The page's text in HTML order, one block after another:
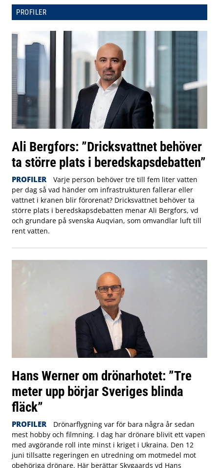
PROFILER
Ali Bergfors: ”Dricksvattnet behöver
ta större plats i beredskapsdebatten”
PROFILER
Varje person behöver tre till fem liter vatten
per dag så vad händer om infrastrukturen fallerar eller
vattnet i kranen blir förorenat? Dricksvattnet behöver ta
större plats i beredskapsdebatten menar Ali Bergfors, vd
och grundare på svenska Auqvian, som omvandlar luft till
rent vatten.
Hans Werner om drönarhotet: ”Tre
meter upp börjar Sveriges blinda
fläck”
PROFILER
Drönarflygning var för bara några år sedan
mest hobby och filmning. I dag har drönare blivit ett vapen
med avgörande roll inte minst i kriget i Ukraina. Den 12
juni tillsatte regeringen en utredning om motmedel mot
obehöriga drönare. Här berättar Skygaards vd Hans